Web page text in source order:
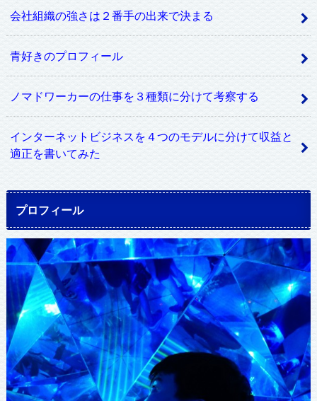
会社組織の強さは２番手の出来で決まる
青好きのプロフィール
ノマドワーカーの仕事を３種類に分けて考察する
インターネットビジネスを４つのモデルに分けて収益と
適正を書いてみた
プロフィール